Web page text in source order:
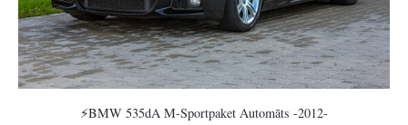
⚡️BMW 535dA M-Sportpaket Automāts -2012-